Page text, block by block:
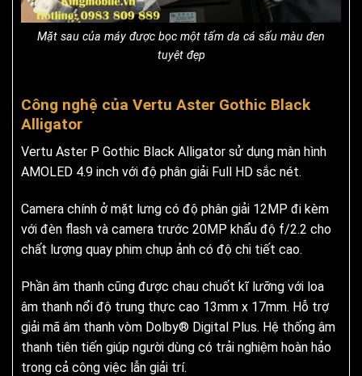
Mặt sau của máy được bọc một tấm da cá sấu màu đen
tuyệt đẹp
Công nghệ của Vertu Aster Gothic Black
Alligator
Vertu Aster P Gothic Black Alligator sử dụng màn hình
AMOLED 4.9 inch với độ phân giải Full HD sắc nét.
Camera chính ở mặt lưng có độ phân giải 12MP đi kèm
với đèn flash và camera trước 20MP khẩu độ f/2.2 cho
chất lượng quay phim chụp ảnh có độ chi tiết cao.
Phần âm thanh cũng được chau chuốt kĩ lưỡng với loa
âm thanh nổi độ trung thực cao 13mm x 17mm. Hỗ trợ
giải mã âm thanh vòm Dolby® Digital Plus. Hệ thống âm
thanh tiên tiến giúp người dùng có trải nghiệm hoàn hảo
trong cả công việc lẫn giải trí.